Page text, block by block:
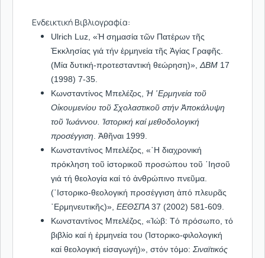
Ενδεικτική Βιβλιογραφία:
Ulrich Luz, «Ἡ σηµασία τῶν Πατέρων τῆς
Ἐκκλησίας γιά τήν ἑρµηνεία τῆς Ἁγίας Γραφῆς.
(Μία δυτική-προτεσταντική θεώρηση)», ΔΒΜ 17
(1998) 7-35.
Κωνσταντίνος Μπελέζος,
Ἡ ῾Ερμηνεία τοῦ
Οἰκουμενίου τοῦ Σχολαστικοῦ στήν Ἀποκάλυψη
τοῦ Ἰωάννου. Ἱστορική καί μεθοδολογική
προσέγγιση . Ἀθῆναι 1999.
Κωνσταντίνος Μπελέζος, «῾Η διαχρονική
πρόκληση τοῦ ἱστορικοῦ προσώπου τοῦ ᾽Ιησοῦ
γιά τή θεολογία καί τό ἀνθρώπινο πνεῦμα.
(῾Ιστορικο-θεολογική προσέγγιση ἀπό πλευρᾶς
῾Ερμηνευτικῆς)», ΕΕΘΣΠΑ37 (2002) 581-609.
Κωνσταντίνος Μπελέζος, «Ἰώβ: Τό πρόσωπο, τό
βιβλίο καί ἡ ἑρμηνεία του (Ἱστορικο-φιλολογική
καί θεολογική εἰσαγωγή)», στόν τόμο: Σιναϊτικός